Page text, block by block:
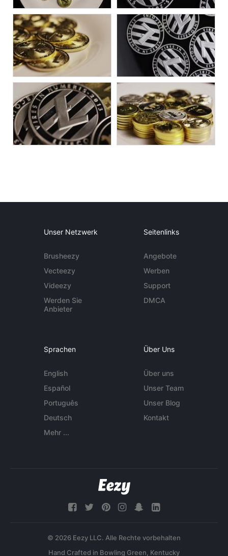
Unser Netzwerk
Brusheezy
Vecteezy
Videezy
Werden Sie
Anbieter
Seitenlinks
Angebote
Werben
Support
DMCA
Sprachen
English
Español
Português
Deutsch
Mehr ...
Über Uns
Über uns
Unser Team
Unser Blog
Kontakt
© 2026 Eezy LLC. Alle Rechte vorbehalten